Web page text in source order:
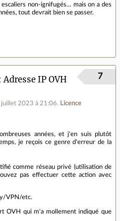
non-ignifugés… mais on a des
tout devrait bien se passer.
Adresse IP OVH
juillet 2023 à 21:06. Licence
7
années, et j'en suis plutôt
je reçois ce genre d'erreur de la
comme réseau privé (utilisation de
pas effectuer cette action avec
VPN/etc.
OVH qui m'a mollement indiqué que